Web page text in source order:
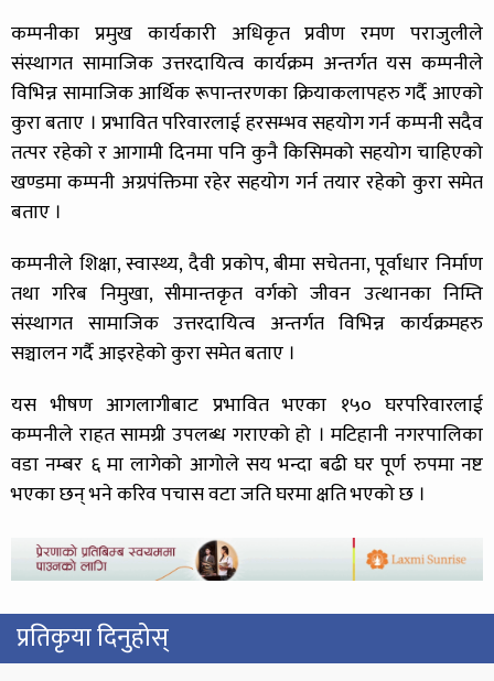
कम्पनीका प्रमुख कार्यकारी अधिकृत प्रवीण रमण पराजुलीले
संस्थागत सामाजिक उत्तरदायित्व कार्यक्रम अन्तर्गत यस कम्पनीले
विभिन्न सामाजिक आर्थिक रूपान्तरणका क्रियाकलापहरु गर्दै आएको
कुरा बताए । प्रभावित परिवारलाई हरसम्भव सहयोग गर्न कम्पनी सदैव
तत्पर रहेको र आगामी दिनमा पनि कुनै किसिमको सहयोग चाहिएको
खण्डमा कम्पनी अग्रपंक्तिमा रहेर सहयोग गर्न तयार रहेको कुरा समेत
बताए ।
कम्पनीले शिक्षा, स्वास्थ्य, दैवी प्रकोप, बीमा सचेतना, पूर्वाधार निर्माण
तथा गरिब निमुखा, सीमान्तकृत वर्गको जीवन उत्थानका निम्ति
संस्थागत सामाजिक उत्तरदायित्व अन्तर्गत विभिन्न कार्यक्रमहरु
सञ्चालन गर्दै आइरहेको कुरा समेत बताए ।
यस भीषण आगलागीबाट प्रभावित भएका १५० घरपरिवारलाई
कम्पनीले राहत सामग्री उपलब्ध गराएको हो । मटिहानी नगरपालिका
वडा नम्बर ६ मा लागेको आगोले सय भन्दा बढी घर पूर्ण रुपमा नष्ट
भएका छन् भने करिव पचास वटा जति घरमा क्षति भएको छ ।
प्रतिकृया दिनुहोस्